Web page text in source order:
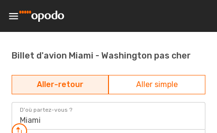
Billet d'avion Miami - Washington pas cher
Aller-retour Aller simple
D'où partez-vous ?
Miami